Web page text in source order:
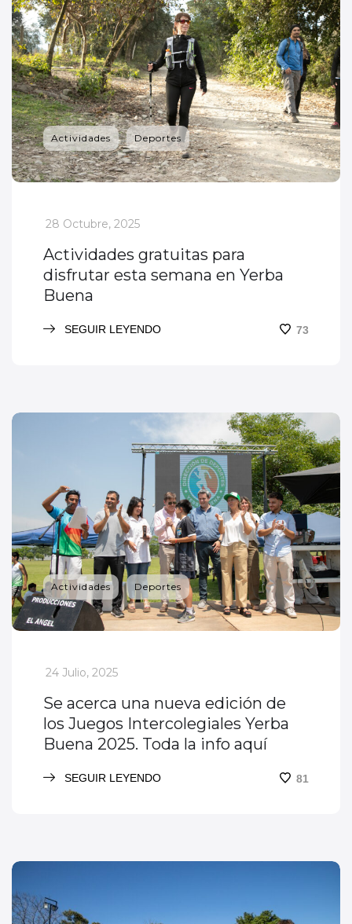
Actividades Deportes
_
28 Octubre, 2025
Actividades gratuitas para
disfrutar esta semana en Yerba
Buena
SEGUIR LEYENDO 73
Actividades Deportes
_
24 Julio, 2025
Se acerca una nueva edición de
los Juegos Intercolegiales Yerba
Buena 2025. Toda la info aquí
SEGUIR LEYENDO 81